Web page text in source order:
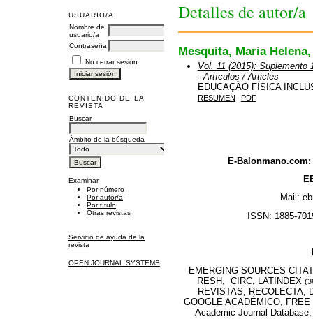
USUARIO/A
Nombre de
usuario/a
Contraseña
No cerrar sesión
CONTENIDO DE LA
REVISTA
Buscar
Ámbito de la búsqueda
Examinar
Por número
Por autor/a
Por título
Otras revistas
Servicio de ayuda de la
revista
OPEN JOURNAL SYSTEMS
Detalles de autor/a
Mesquita, Maria
Vol. 11 (2015):
- Artículos / Articles
EDUCAÇÃO FÍSICA
RESUMEN PDF
E-
Mail:
ISSN: 1885-
EMERGING SOURCES
RESH, CIRC, LATINDEX
REVISTAS, RECOLECTA,
GOOGLE ACADÉMICO,
Academic Journal